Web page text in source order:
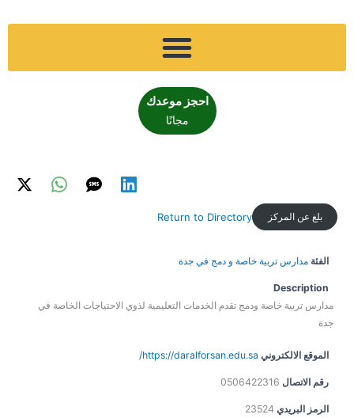
احجز موعدك
مجانًا
بلغ عن المركز Return to Directory
الفئة مدارس تربية خاصة و دمج في جدة
Description
مدارس تربية خاصة ودمج تقدم الخدمات التعليمية لذوي الاحتياجات الخاصة في
جدة
الموقع الالكتروني https://daralforsan.edu.sa/
رقم الاتصال 0506422316
الرمز البريدي 23524